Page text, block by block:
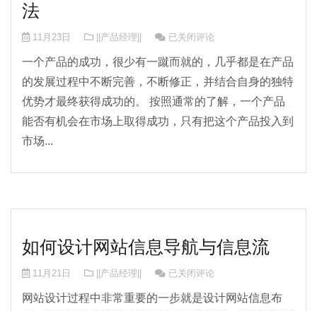
法
11月23日 ||产品经理|| 产品正式入市前的三种产品测试方法
已关闭评论
一个产品的成功，很少有一蹴而就的，几乎都是在产品
的发展过程中不断完善，不断修正，并结合自身的独特
优势才最终获得成功的。 按照通常的了解，一个产品
能否有机会在市场上取得成功，只有把这个产品投入到
市场...
如何设计网站信息导航与信息流
11月21日 ||产品经理|| 如何设计网站信息导航与信息流
已关闭评论
网站设计过程中非常重要的一步就是设计网站信息布